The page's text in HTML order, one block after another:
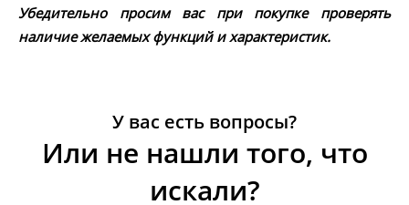
Убедительно просим вас при покупке проверять
наличие желаемых функций и характеристик.
У вас есть вопросы?
Или не нашли того, что
искали?